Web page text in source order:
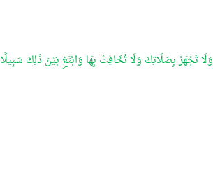
وَلَا تَجْهَرْ بِصَلَاتِكَ وَلَا تُخَافِتْ بِهَا وَابْتَغِ بَيْنَ ذَلِكَ سَبِيلًا